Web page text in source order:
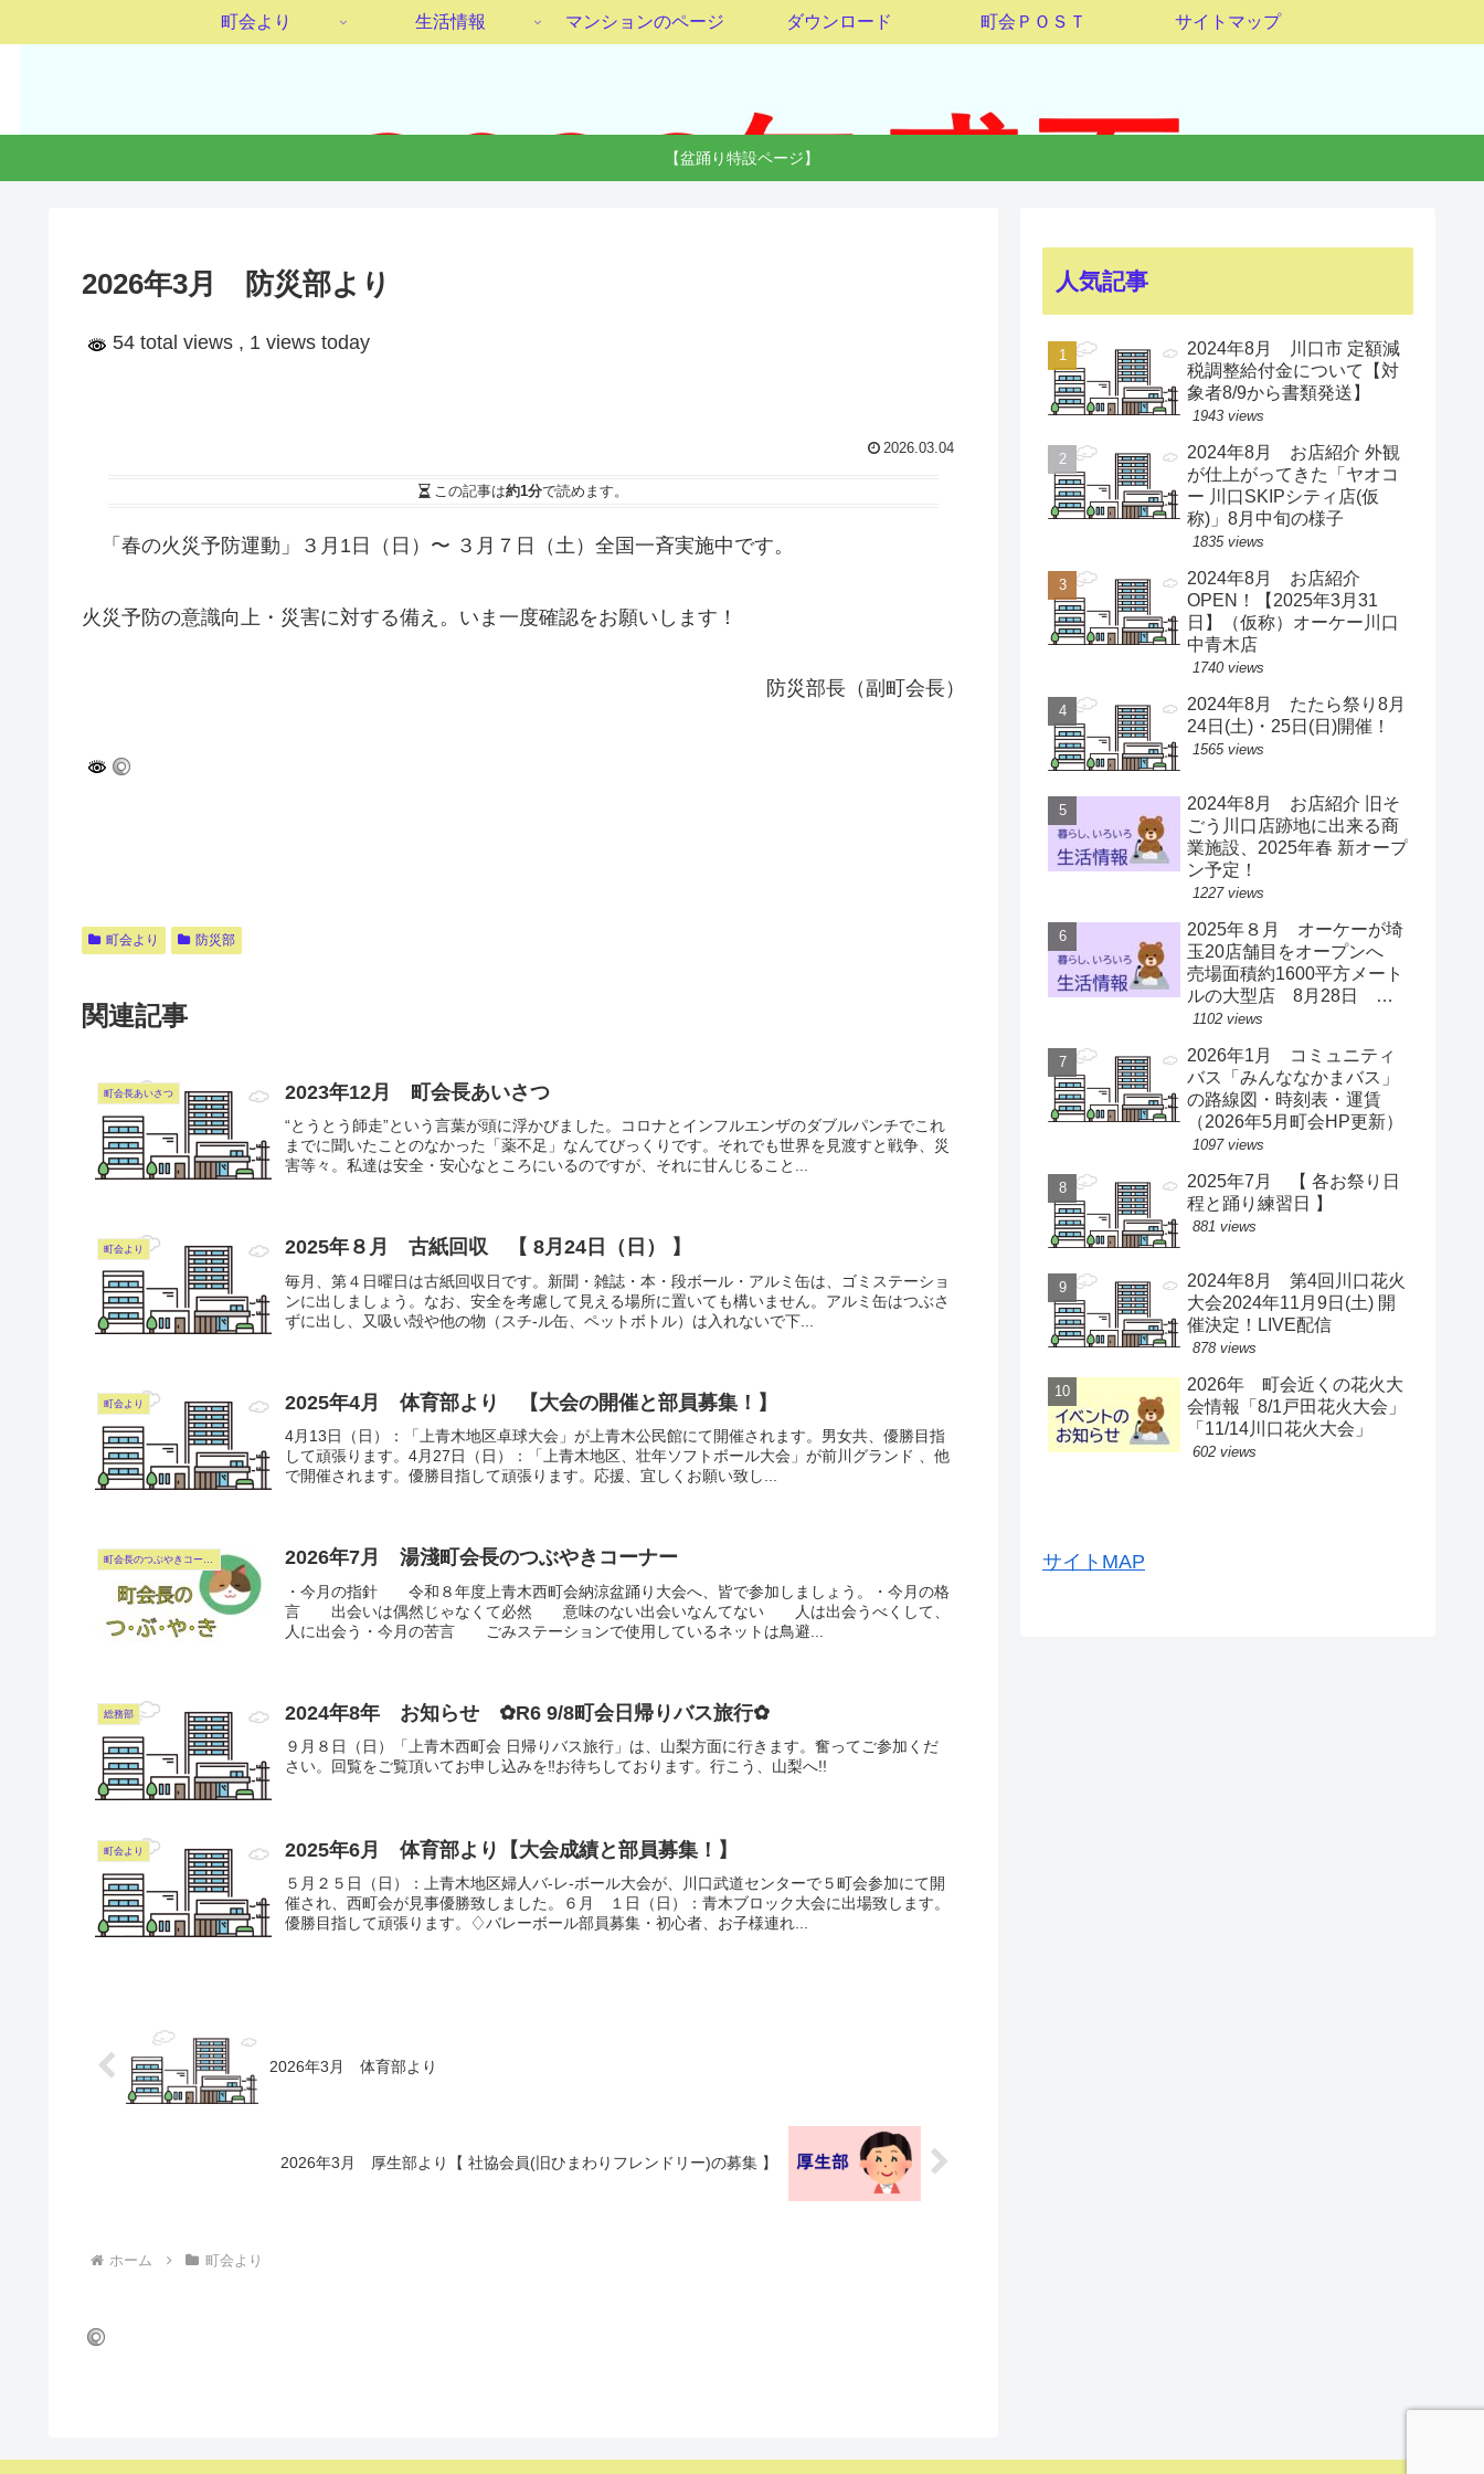
町会より 生活情報 マンションのページ ダウンロード 町会ＰＯＳＴ サイトマップ
【盆踊り特設ページ】
2026年3月 防災部より
54 total views , 1 views today
2026.03.04
この記事は約1分で読めます。
「春の火災予防運動」３月1日（日）〜 ３月７日（土）全国一斉実施中です。
火災予防の意識向上・災害に対する備え。いま一度確認をお願いします！
防災部長（副町会長）
町会より 防災部
関連記事
町会長あいさつ 2023年12月 町会長あいさつ
“とうとう師走”という言葉が頭に浮かびました。コロナとインフルエンザのダブルパンチでこれ
までに聞いたことのなかった「薬不足」なんてびっくりです。それでも世界を見渡すと戦争、災
害等々。私達は安全・安心なところにいるのですが、それに甘んじること...
町会より 2025年８月 古紙回収 【 8月24日（日） 】
毎月、第４日曜日は古紙回収日です。新聞・雑誌・本・段ボール・アルミ缶は、ゴミステーショ
ンに出しましょう。なお、安全を考慮して見える場所に置いても構いません。アルミ缶はつぶさ
ずに出し、又吸い殻や他の物（スチ-ル缶、ペットボトル）は入れないで下...
町会より 2025年4月 体育部より 【大会の開催と部員募集！】
4月13日（日）：「上青木地区卓球大会」が上青木公民館にて開催されます。男女共、優勝目指
して頑張ります。4月27日（日）：「上青木地区、壮年ソフトボール大会」が前川グランド 、他
で開催されます。優勝目指して頑張ります。応援、宜しくお願い致し...
2026年7月 湯淺町会長のつぶやきコーナー
・今月の指針 令和８年度上青木西町会納涼盆踊り大会へ、皆で参加しましょう。・今月の格
言 出会いは偶然じゃなくて必然 意味のない出会いなんてない 人は出会うべくして、
人に出会う・今月の苦言 ごみステーションで使用しているネットは鳥避...
総務部 2024年8年 お知らせ ✿R6 9/8町会日帰りバス旅行✿
９月８日（日）「上青木西町会 日帰りバス旅行」は、山梨方面に行きます。奮ってご参加くだ
さい。回覧をご覧頂いてお申し込みを‼お待ちしております。行こう、山梨へ!!
町会より 2025年6月 体育部より【大会成績と部員募集！】
５月２５日（日）：上青木地区婦人バ-レ-ボール大会が、川口武道センターで５町会参加にて開
催され、西町会が見事優勝致しました。６月 １日（日）：青木ブロック大会に出場致します。
優勝目指して頑張ります。♢バレーボール部員募集・初心者、お子様連れ...
2026年3月 体育部より
2026年3月 厚生部より【 社協会員(旧ひまわりフレンドリー)の募集 】
ホーム 町会より
人気記事
2024年8月 川口市 定額減
税調整給付金について【対
象者8/9から書類発送】
1943 views
2024年8月 お店紹介 外観
が仕上がってきた「ヤオコ
ー 川口SKIPシティ店(仮
称)」8月中旬の様子
1835 views
2024年8月 お店紹介
OPEN！【2025年3月31
日】（仮称）オーケー川口
中青木店
1740 views
2024年8月 たたら祭り8月
24日(土)・25日(日)開催！
1565 views
2024年8月 お店紹介 旧そ
ごう川口店跡地に出来る商
業施設、2025年春 新オープ
ン予定！
1227 views
2025年８月 オーケーが埼
玉20店舗目をオープンへ
売場面積約1600平方メート
ルの大型店 8月28日 ス
ーパー激戦区に【出店情
1102 views
2026年1月 コミュニティ
バス「みんななかまバス」
の路線図・時刻表・運賃
（2026年5月町会HP更新）
1097 views
2025年7月 【 各お祭り日
程と踊り練習日 】
881 views
2024年8月 第4回川口花火
大会2024年11月9日(土) 開
催決定！LIVE配信
878 views
2026年 町会近くの花火大
会情報「8/1戸田花火大会」
「11/14川口花火大会」
602 views
サイトMAP